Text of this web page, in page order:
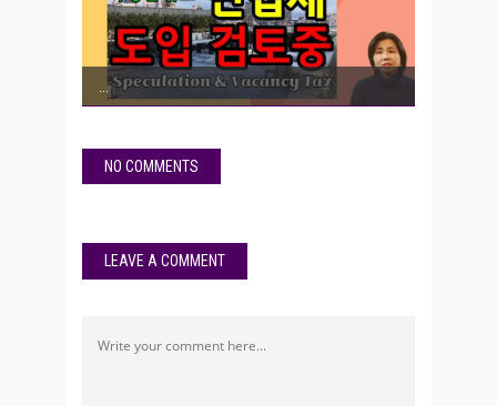
NO COMMENTS
LEAVE A COMMENT